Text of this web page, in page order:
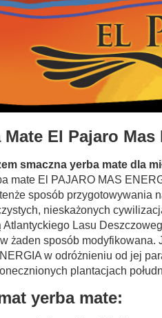
Mate El Pajaro Mas
smaczna yerba mate dla
mate El PAJARO MAS
sposób przygotowywania
nieskażonych
Atlantyckiego Lasu
żaden sposób
w odróżnieniu od jej
plantacjach
yerba mate: